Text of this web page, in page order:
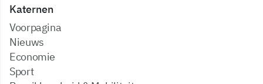
Katernen
Voorpagina
Nieuws
Economie
Sport